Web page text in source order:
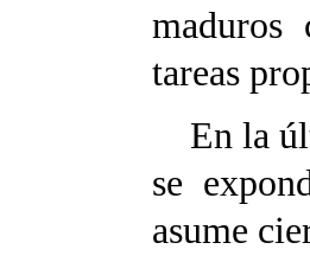
maduros
tareas
En la
se
asume